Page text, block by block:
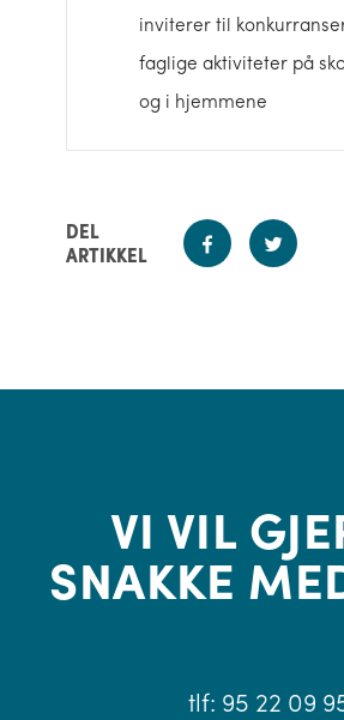
inviterer til
faglige aktiviteter på
og i hjemmene
DEL
ARTIKKEL
VI VIL
SNAKKE
tlf: 95 22 09